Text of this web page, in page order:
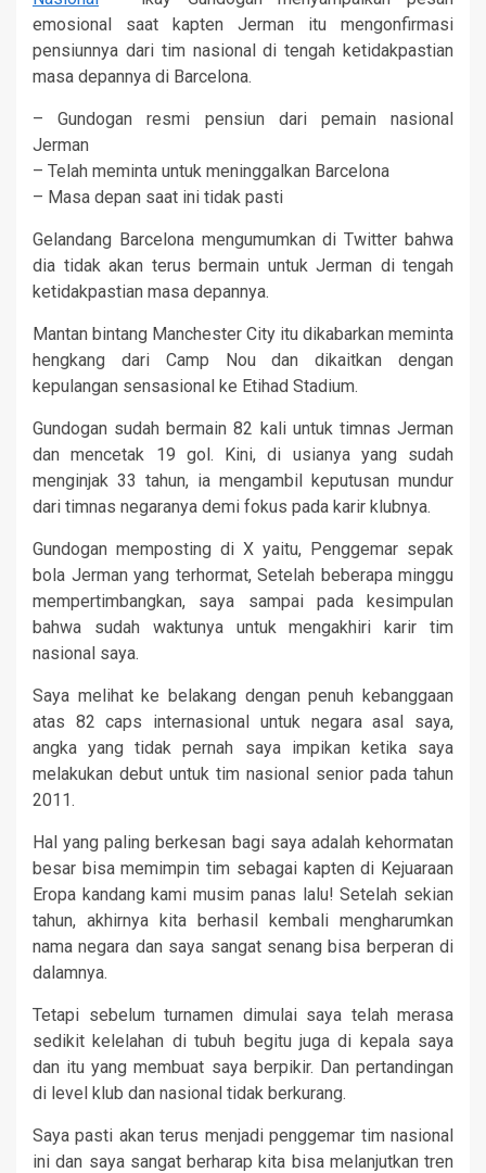
emosional saat kapten Jerman itu mengonfirmasi
pensiunnya dari tim nasional di tengah ketidakpastian
masa depannya di Barcelona.
– Gundogan resmi pensiun dari pemain nasional
Jerman
– Telah meminta untuk meninggalkan Barcelona
– Masa depan saat ini tidak pasti
Gelandang Barcelona mengumumkan di Twitter bahwa
dia tidak akan terus bermain untuk Jerman di tengah
ketidakpastian masa depannya.
Mantan bintang Manchester City itu dikabarkan meminta
hengkang dari Camp Nou dan dikaitkan dengan
kepulangan sensasional ke Etihad Stadium.
Gundogan sudah bermain 82 kali untuk timnas Jerman
dan mencetak 19 gol. Kini, di usianya yang sudah
menginjak 33 tahun, ia mengambil keputusan mundur
dari timnas negaranya demi fokus pada karir klubnya.
Gundogan memposting di X yaitu, Penggemar sepak
bola Jerman yang terhormat, Setelah beberapa minggu
mempertimbangkan, saya sampai pada kesimpulan
bahwa sudah waktunya untuk mengakhiri karir tim
nasional saya.
Saya melihat ke belakang dengan penuh kebanggaan
atas 82 caps internasional untuk negara asal saya,
angka yang tidak pernah saya impikan ketika saya
melakukan debut untuk tim nasional senior pada tahun
2011.
Hal yang paling berkesan bagi saya adalah kehormatan
besar bisa memimpin tim sebagai kapten di Kejuaraan
Eropa kandang kami musim panas lalu! Setelah sekian
tahun, akhirnya kita berhasil kembali mengharumkan
nama negara dan saya sangat senang bisa berperan di
dalamnya.
Tetapi sebelum turnamen dimulai saya telah merasa
sedikit kelelahan di tubuh begitu juga di kepala saya
dan itu yang membuat saya berpikir. Dan pertandingan
di level klub dan nasional tidak berkurang.
Saya pasti akan terus menjadi penggemar tim nasional
ini dan saya sangat berharap kita bisa melanjutkan tren